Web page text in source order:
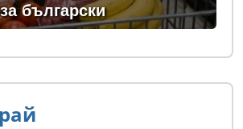
български